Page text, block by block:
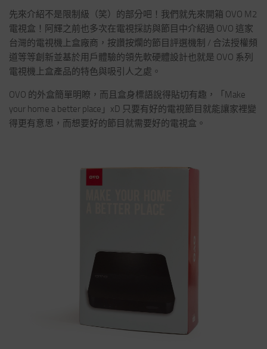
先來介紹不是限制級（笑）的部分吧！我們就先來開箱 OVO M2
電視盒！阿輝之前也多次在電視採訪與節目中介紹過 OVO 這家
台灣的電視機上盒廠商，按讚按爛的節目評選機制 / 合法授權頻
道等等創新並基於用戶體驗的領先軟硬體設計也就是 OVO 系列
電視機上盒產品的特色與吸引人之處。
OVO 的外盒簡單明瞭，而且盒身標語說得貼切有趣，「Make
your home a better place」xD 只要有好的電視節目就能讓家裡變
得更有意思，而想要好的節目就需要好的電視盒。